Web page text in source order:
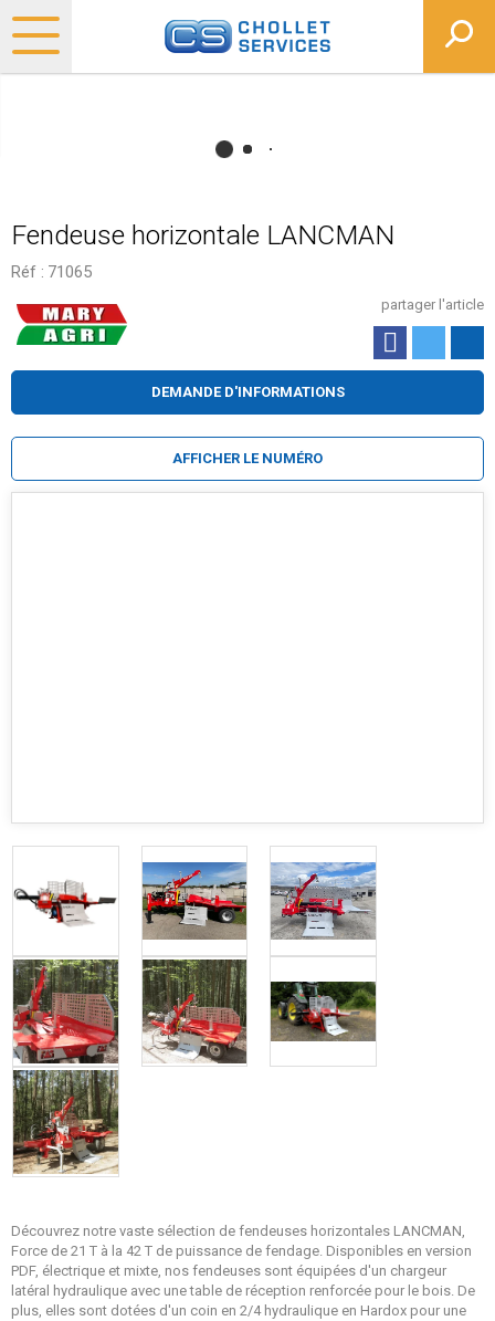
Fendeuse horizontale LANCMAN
Réf : 71065
partager l'article
Découvrez notre vaste sélection de fendeuses horizontales LANCMAN,
Force de 21 T à la 42 T de puissance de fendage. Disponibles en version
PDF, électrique et mixte, nos fendeuses sont équipées d'un chargeur
latéral hydraulique avec une table de réception renforcée pour le bois. De
plus, elles sont dotées d'un coin en 2/4 hydraulique en Hardox pour une
DEMANDE D'INFORMATIONS
AFFICHER LE NUMÉRO